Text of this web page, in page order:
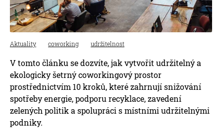
Aktuality coworking udržitelnost
V tomto článku se dozvíte, jak vytvořit udržitelný a
ekologicky šetrný coworkingový prostor
prostřednictvím 10 kroků, které zahrnují snižování
spotřeby energie, podporu recyklace, zavedení
zelených politik a spolupráci s místními udržitelnými
podniky.